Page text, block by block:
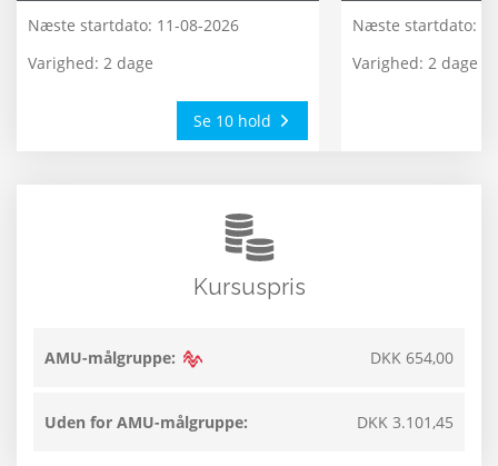
Næste startdato: 11-08-2026
Varighed: 2 dage
Se 10 hold
Næste startdato:
Varighed: 2 dage
Kursuspris
AMU-målgruppe: DKK 654,00
Uden for AMU-målgruppe: DKK 3.101,45